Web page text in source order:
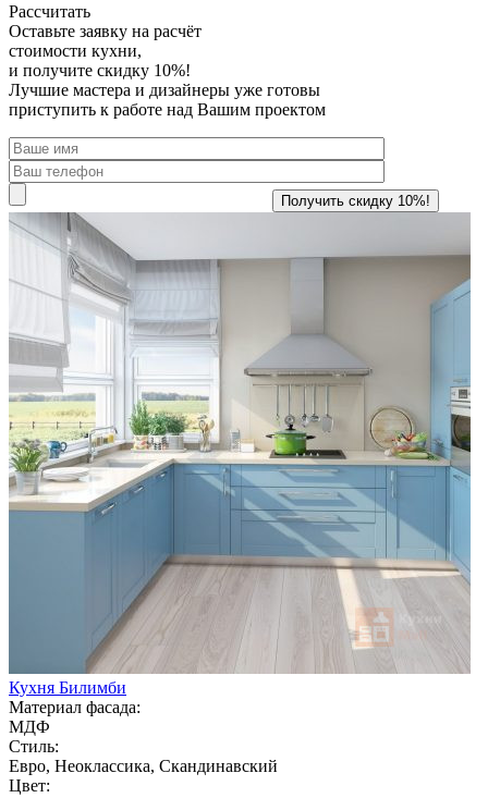
Рассчитать
Оставьте заявку на расчёт
стоимости кухни,
и получите скидку 10%!
Лучшие мастера и дизайнеры уже готовы
приступить к работе над Вашим проектом
Кухня Билимби
Материал фасада:
МДФ
Стиль:
Евро, Неоклассика, Скандинавский
Цвет: